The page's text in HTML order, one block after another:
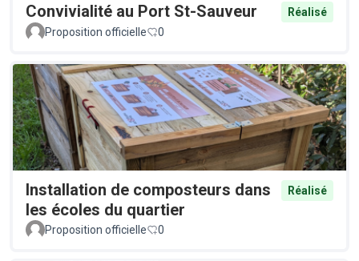
Convivialité au Port St-Sauveur
Réalisé
Proposition officielle
0
Installation de composteurs dans
les écoles du quartier
Réalisé
Proposition officielle 0